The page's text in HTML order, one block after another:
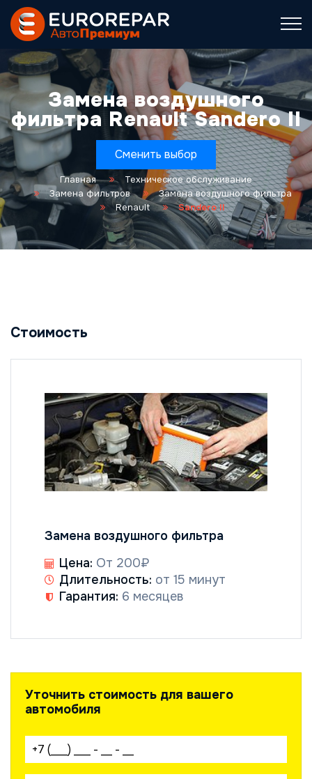
Замена воздушного
фильтра Renault Sandero II
Сменить выбор
Главная
Техническое обслуживание
Замена фильтров
Замена воздушного фильтра
Renault
Sandero II
Стоимость
Замена воздушного фильтра
Цена: От 200₽
Длительность: от 15 минут
Гарантия: 6 месяцев
Уточнить стоимость для вашего
автомобиля
Ваш телефон: